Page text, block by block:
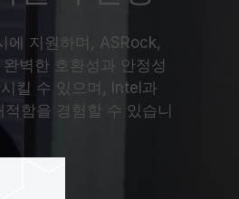
에 지원하며, ASRock,
벽한 호환성과 안정성
킬 수 있으며, Intel과
함을 경험할 수 있습니